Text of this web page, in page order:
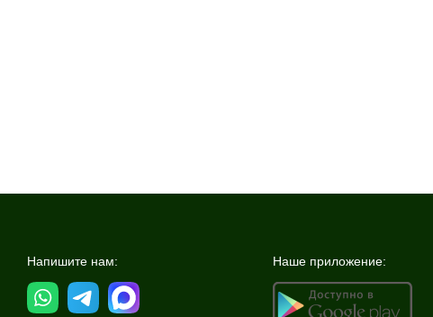
Напишите нам: Наше приложение: